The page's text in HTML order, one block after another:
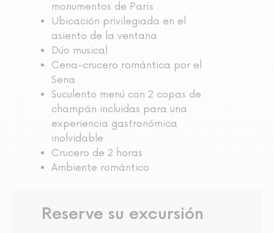
monumentos de París
Ubicación privilegiada en el
asiento de la ventana
Dúo musical
Cena-crucero romántica por el
Sena
Suculento menú con 2 copas de
champán incluidas para una
experiencia gastronómica
inolvidable
Crucero de 2 horas
Ambiente romántico
Reserve su excursión